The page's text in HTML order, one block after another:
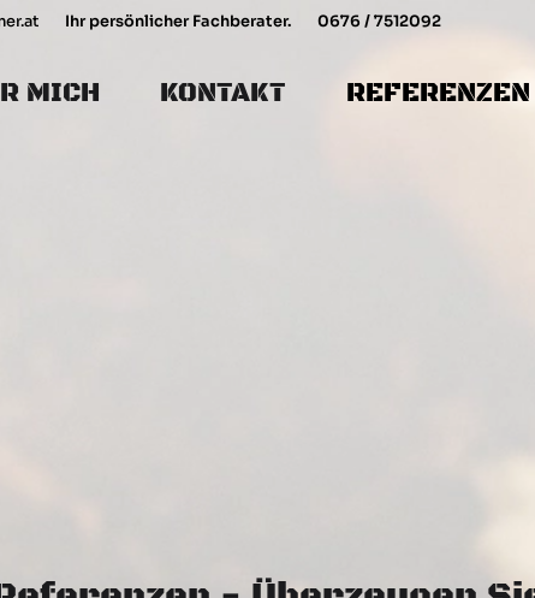
Ihr persönlicher Fachberater. 0676 / 7512092
MICH KONTAKT REFERENZEN